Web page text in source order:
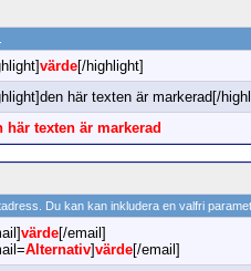
värde[/highlight]
här texten är markerad[/
här texten är markerad
Du kan kan inkludera en valfri
värde[/email]
Alternativ]värde[/email]